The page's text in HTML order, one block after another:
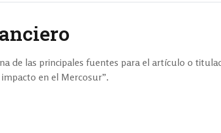
de las principales fuentes para el artículo o
en el Mercosur”.